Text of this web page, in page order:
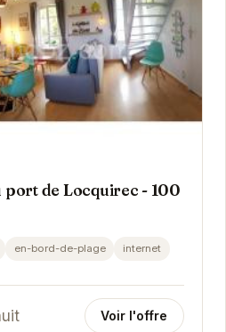
port de Locquirec - 100
en-bord-de-plage
internet
Voir l'offre